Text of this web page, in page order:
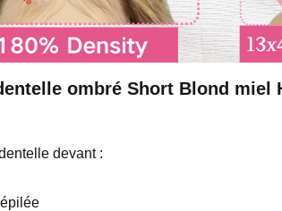
ombré Short Blond miel
devant :